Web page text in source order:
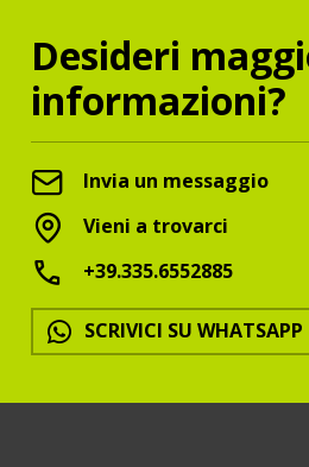
Desideri
informazioni?
Invia un messaggio
Vieni a trovarci
+39.335.6552885
SCRIVICI SU WHATSAPP